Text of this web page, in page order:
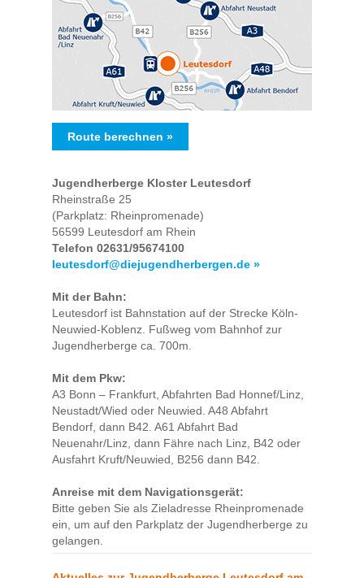
Route berechnen »
Jugendherberge Kloster Leutesdorf
Rheinstraße 25
(Parkplatz: Rheinpromenade)
56599 Leutesdorf am Rhein
Telefon 02631/95674100
leutesdorf@diejugendherbergen.de »
Mit der Bahn:
Leutesdorf ist Bahnstation auf der Strecke Köln-
Neuwied-Koblenz. Fußweg vom Bahnhof zur
Jugendherberge ca. 700m.
Mit dem Pkw:
A3 Bonn – Frankfurt, Abfahrten Bad Honnef/Linz,
Neustadt/Wied oder Neuwied. A48 Abfahrt
Bendorf, dann B42. A61 Abfahrt Bad
Neuenahr/Linz, dann Fähre nach Linz, B42 oder
Ausfahrt Kruft/Neuwied, B256 dann B42.
Anreise mit dem Navigationsgerät:
Bitte geben Sie als Zieladresse Rheinpromenade
ein, um auf den Parkplatz der Jugendherberge zu
gelangen.